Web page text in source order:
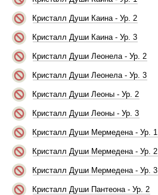
Кристалл Души Каина - Ур. 2
Кристалл Души Каина - Ур. 3
Кристалл Души Леонела - Ур. 2
Кристалл Души Леонела - Ур. 3
Кристалл Души Леоны - Ур. 2
Кристалл Души Леоны - Ур. 3
Кристалл Души Мермедена - Ур. 1
Кристалл Души Мермедена - Ур. 2
Кристалл Души Мермедена - Ур. 3
Кристалл Души Пантеона - Ур. 2